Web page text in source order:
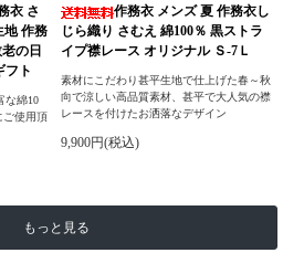
衣 さ
作務
の日
フト
な綿10
ご使用頂
作務衣 メンズ 夏 作務衣し
じら織り さむえ 綿100％ 黒ストラ
イプ襟レース オリジナル Ｓ-7Ｌ
素材にこだわり甚平生地で仕上げた春～秋
向で涼しい高品質素材、甚平で大人気の襟
レースを付けたお洒落なデザイン
9,900円(税込)
もっと見る